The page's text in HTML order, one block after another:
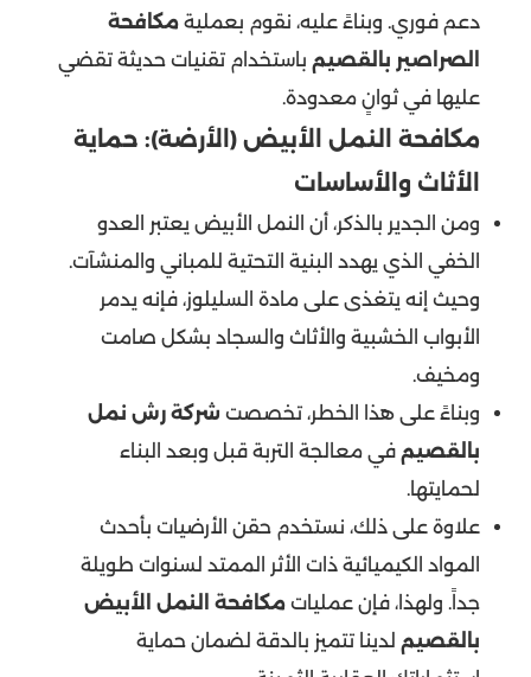
دعم فوري. وبناءً عليه، نقوم بعمليةمكافحة
الصراصير بالقصيم باستخدام تقنيات حديثة تقضي
عليها في ثوانٍ معدودة.
مكافحة النمل الأبيض (الأرضة): حماية
الأثاث والأساسات
ومن الجدير بالذكر، أن النمل الأبيض يعتبر العدو
الخفي الذي يهدد البنية التحتية للمباني والمنشآت.
وحيث إنه يتغذى على مادة السليلوز، فإنه يدمر
الأبواب الخشبية والأثاث والسجاد بشكل صامت
ومخيف.
وبناءً على هذا الخطر، تخصصت شركة رش نمل
بالقصيم في معالجة التربة قبل وبعد البناء
لحمايتها.
علاوة على ذلك، نستخدم حقن الأرضيات بأحدث
المواد الكيميائية ذات الأثر الممتد لسنوات طويلة
جداً. ولهذا، فإن عملياتمكافحة النمل الأبيض
بالقصيم لدينا تتميز بالدقة لضمان حماية